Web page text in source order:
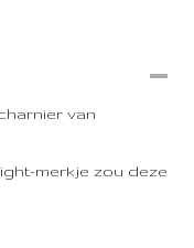
van
merkje zou deze